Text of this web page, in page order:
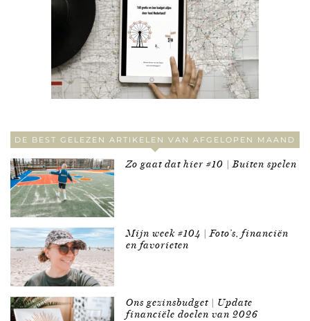
DE BEST GELEZEN ARTIKELEN VAN AFGELOPEN MAAND
Zo gaat dat hier #10 | Buiten spelen
Mijn week #104 | Foto’s, financiën
en favorieten
Ons gezinsbudget | Update
financiële doelen van 2026